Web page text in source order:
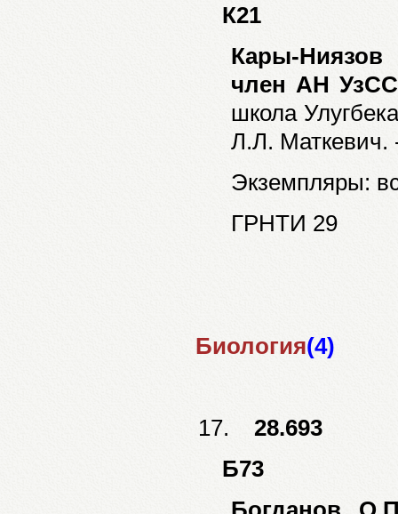
К21
Кары-Ниязов
член АН
школа
Л.Л.
Экземпляры:
ГРНТИ 29
Биология(4)
17.28.693
Б73